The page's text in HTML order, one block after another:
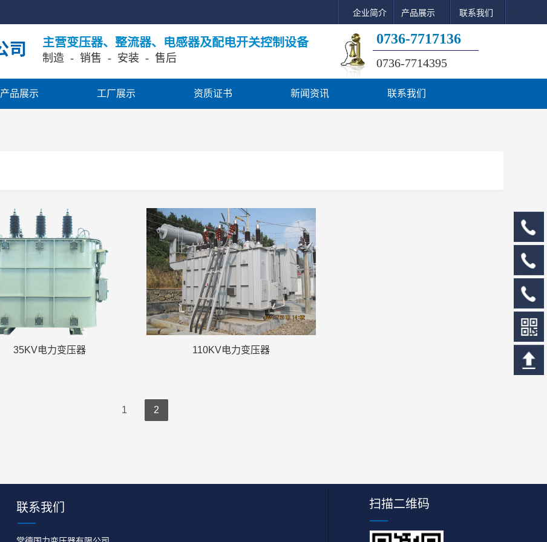
产品展示 工厂展示 资质证书 新闻资讯 联系我们
企业简介 产品展示 联系我们
0736-7714395
制造  -  销售
  -  安装  -  售后
0736-7717136
主营变压器、整流器、电感器及配电开关控制设备
35KV电力变压器 110KV电力变压器
1 2
联系我们 扫描二维码